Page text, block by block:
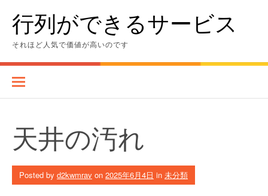
content行列ができるサービス
それほど人気で価値が高いのです
天井の汚れ
Posted by d2kwmrav on 2025年6月4日 in 未分類